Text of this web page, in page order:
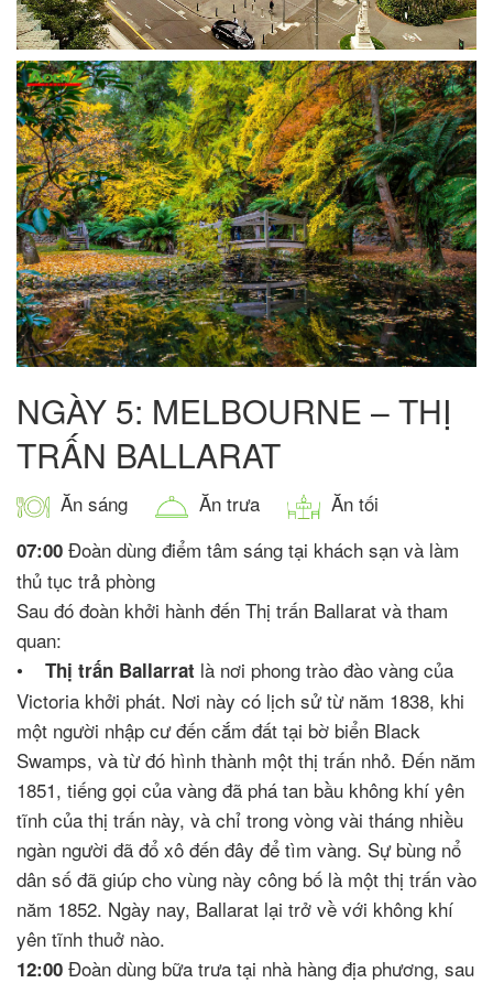
NGÀY 5: MELBOURNE – THỊ
TRẤN BALLARAT
Ăn sáng Ăn trưa Ăn tối
07:00 Đoàn dùng điểm tâm sáng tại khách sạn và làm
thủ tục trả phòng
Sau đó đoàn khởi hành đến Thị trấn Ballarat và tham
quan:
• Thị trấn Ballarrat là nơi phong trào đào vàng của
Victoria khởi phát. Nơi này có lịch sử từ năm 1838, khi
một người nhập cư đến cắm đất tại bờ biển Black
Swamps, và từ đó hình thành một thị trấn nhỏ. Đến năm
1851, tiếng gọi của vàng đã phá tan bầu không khí yên
tĩnh của thị trấn này, và chỉ trong vòng vài tháng nhiều
ngàn người đã đổ xô đến đây để tìm vàng. Sự bùng nổ
dân số đã giúp cho vùng này công bố là một thị trấn vào
năm 1852. Ngày nay, Ballarat lại trở về với không khí
yên tĩnh thuở nào.
12:00 Đoàn dùng bữa trưa tại nhà hàng địa phương, sau